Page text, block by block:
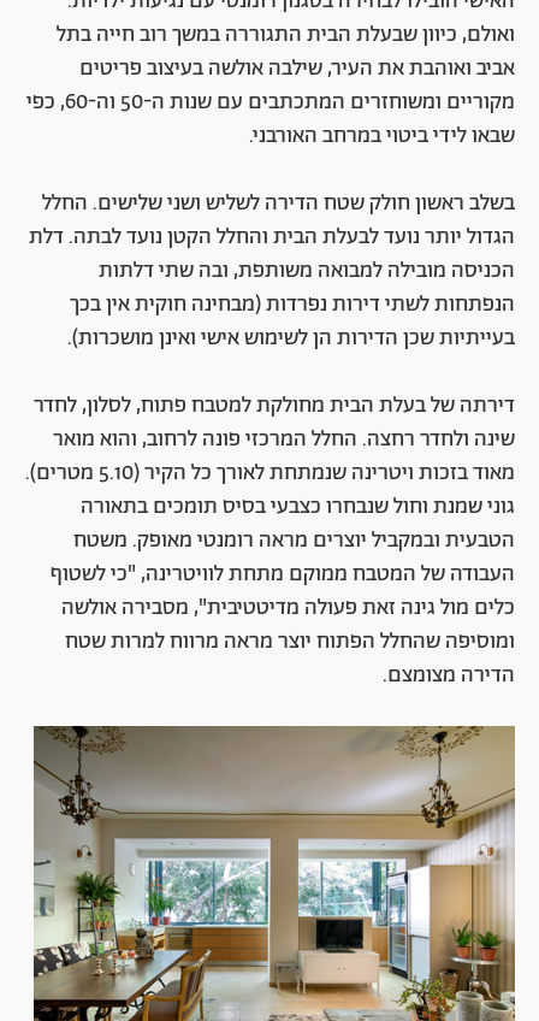
ואולם, כיוון שבעלת הבית התגוררה במשך רוב חייה בתל
אביב ואוהבת את העיר, שילבה אולשה בעיצוב פריטים
מקוריים ומשוחזרים המתכתבים עם שנות ה-50 וה-60, כפי
שבאו לידי ביטוי במרחב האורבני.
בשלב ראשון חולק שטח הדירה לשליש ושני שלישים. החלל
הגדול יותר נועד לבעלת הבית והחלל הקטן נועד לבתה. דלת
הכניסה מובילה למבואה משותפת, ובה שתי דלתות
הנפתחות לשתי דירות נפרדות (מבחינה חוקית אין בכך
בעייתיות שכן הדירות הן לשימוש אישי ואינן מושכרות).
דירתה של בעלת הבית מחולקת למטבח פתוח, לסלון, לחדר
שינה ולחדר רחצה. החלל המרכזי פונה לרחוב, והוא מואר
מאוד בזכות ויטרינה שנמתחת לאורך כל הקיר (5.10 מטרים).
גוני שמנת וחול שנבחרו כצבעי בסיס תומכים בתאורה
הטבעית ובמקביל יוצרים מראה רומנטי מאופק. משטח
העבודה של המטבח ממוקם מתחת לוויטרינה, "כי לשטוף
כלים מול גינה זאת פעולה מדיטטיבית", מסבירה אולשה
ומוסיפה שהחלל הפתוח יוצר מראה מרווח למרות שטח
הדירה מצומצם.